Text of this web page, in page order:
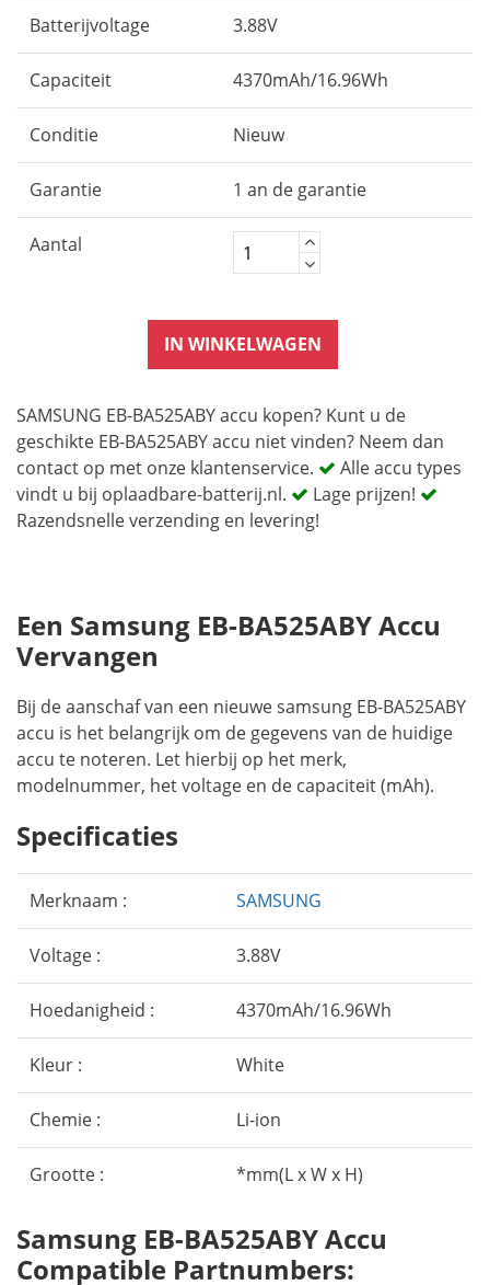
Batterijvoltage 3.88V
Capaciteit 4370mAh/16.96Wh
Conditie Nieuw
Garantie 1 an de garantie
Aantal
IN WINKELWAGEN
SAMSUNG EB-BA525ABY accu kopen? Kunt u de
geschikte EB-BA525ABY accu niet vinden? Neem dan
contact op met onze klantenservice.
Alle accu types
vindt u bij oplaadbare-batterij.nl.
Lage prijzen!
Razendsnelle verzending en levering!
Een Samsung EB-BA525ABY Accu
Vervangen
Bij de aanschaf van een nieuwe samsung EB-BA525ABY
accu is het belangrijk om de gegevens van de huidige
accu te noteren. Let hierbij op het merk,
modelnummer, het voltage en de capaciteit (mAh).
Specificaties
Merknaam : SAMSUNG
Voltage : 3.88V
Hoedanigheid : 4370mAh/16.96Wh
Kleur : White
Chemie : Li-ion
Grootte : *mm(L x W x H)
Samsung EB-BA525ABY Accu
Compatible Partnumbers: